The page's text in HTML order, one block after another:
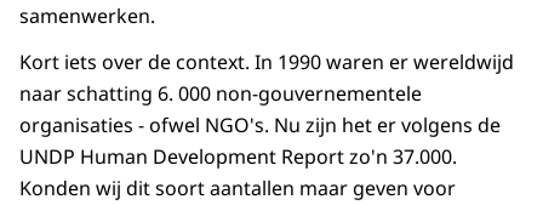
samenwerken.
Kort iets over de context. In 1990 waren er wereldwijd
naar schatting 6. 000 non-gouvernementele
organisaties - ofwel NGO's. Nu zijn het er volgens de
UNDP Human Development Report zo'n 37.000.
Konden wij dit soort aantallen maar geven voor